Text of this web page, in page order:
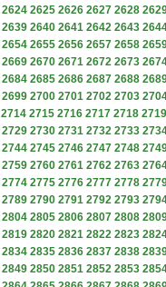
2624 2625 2626 2627 2628
2639 2640 2641 2642 2643
2654 2655 2656 2657 2658
2669 2670 2671 2672 2673
2684 2685 2686 2687 2688
2699 2700 2701 2702 2703
2714 2715 2716 2717 2718 2719
2729 2730 2731 2732 2733
2744 2745 2746 2747 2748
2759 2760 2761 2762 2763
2774 2775 2776 2777 2778
2789 2790 2791 2792 2793
2804 2805 2806 2807 2808
2819 2820 2821 2822 2823
2834 2835 2836 2837 2838
2849 2850 2851 2852 2853